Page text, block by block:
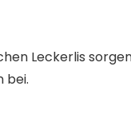
Leckerlis
bei.